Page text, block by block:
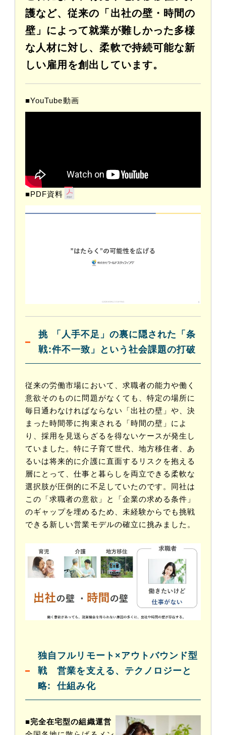
護など、従来の「出社の壁・時間の
壁」によって就業が難しかった多様
な人材に対し、柔軟で持続可能な新
しい雇用を創出しています。
■YouTube動画
■PDF資料
挑
戦:
「人手不足」の裏に隠された「条
件不一致」という社会課題の打破
従来の労働市場において、求職者の能力や働く
意欲そのものに問題がなくても、特定の場所に
毎日通わなければならない「出社の壁」や、決
まった時間帯に拘束される「時間の壁」によ
り、採用を見送らざるを得ないケースが発生し
ていました。特に子育て世代、地方移住者、あ
るいは将来的に介護に直面するリスクを抱える
層にとって、仕事と暮らしを両立できる柔軟な
選択肢が圧倒的に不足していたのです。同社は
この「求職者の意欲」と「企業の求める条件」
のギャップを埋めるため、未経験からでも挑戦
できる新しい営業モデルの確立に挑みました。
独自
戦
略:
フルリモート×アウトバウンド型
営業を支える、テクノロジーと
仕組み化
■完全在宅型の組織運営